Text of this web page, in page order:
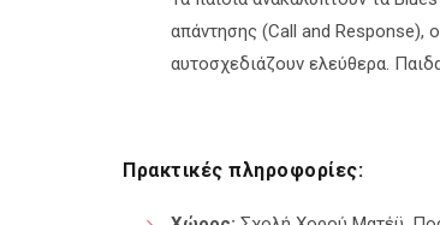
απάντησης (Call and Response),
αυτοσχεδιάζουν ελεύθερα.
Πρακτικές πληροφορίες: